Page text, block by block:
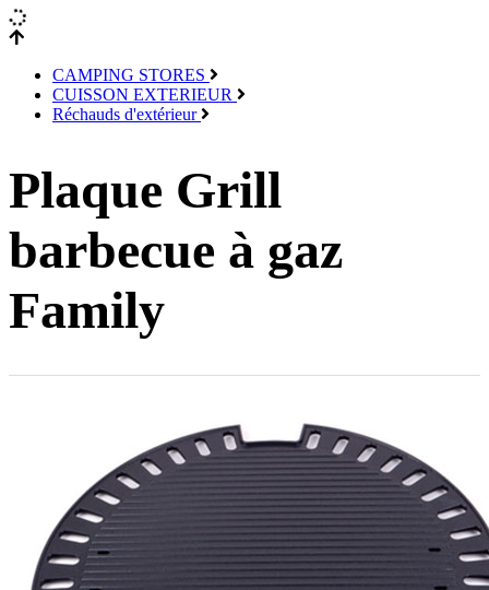
CAMPING STORES
CUISSON EXTERIEUR
Réchauds d'extérieur
Plaque Grill
barbecue à gaz
Family